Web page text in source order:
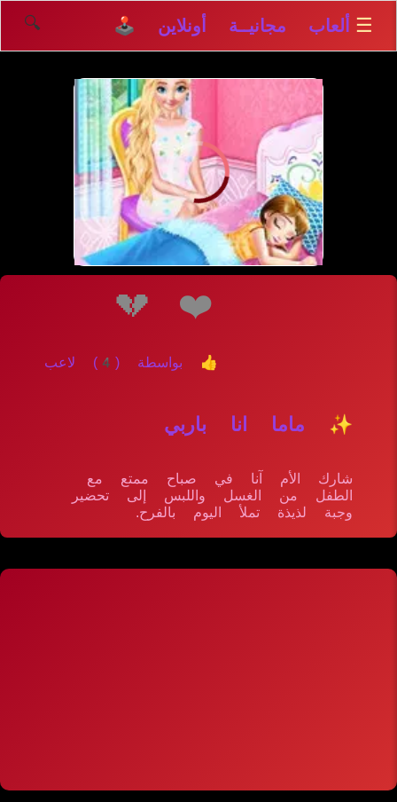
☰ ألعاب مجانيــة أونلاين 🕹️ 🔍
❤️
💔
👍 بواسطة (4) لاعب
✨ ماما انا باربي
شارك الأم آنا في صباح ممتع مع
الطفل من الغسل واللبس إلى تحضير
وجبة لذيذة تملأ اليوم بالفرح.